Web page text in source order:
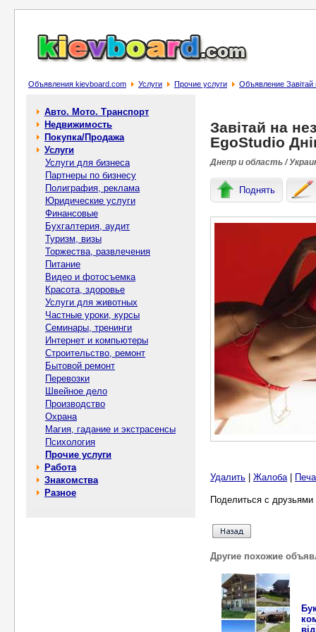
Объявления kievboard.com Услуги Прочие услуги Объявление Завітай
Авто. Мото. Транспорт
Недвижимость
Покупка/Продажа
Услуги
Услуги для бизнеса
Партнеры по бизнесу
Полиграфия, реклама
Юридические услуги
Финансовые
Бухгалтерия, аудит
Туризм, визы
Торжества, развлечения
Питание
Видео и фотосъемка
Красота, здоровье
Услуги для животных
Частные уроки, курсы
Семинары, тренинги
Интернет и компьютеры
Строительство, ремонт
Бытовой ремонт
Перевозки
Швейное дело
Производство
Охрана
Магия, гадание и экстрасенсы
Психология
Прочие услуги
Работа
Знакомства
Разное
Завітай на
EgoStudio
Днепр и область /
Поднять
Удалить Жалоба|
Поделиться с
Другие похожие